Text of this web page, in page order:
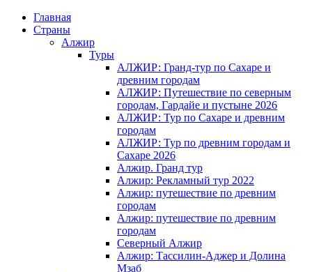
Главная
Страны
Алжир
Туры
АЛЖИР: Гранд-тур по Сахаре и
древним городам
АЛЖИР: Путешествие по северным
городам, Гардайе и пустыне 2026
АЛЖИР: Тур по Сахаре и древним
городам
АЛЖИР: Тур по древним городам и
Сахаре 2026
Алжир. Гранд тур
Алжир: Рекламный тур 2022
Алжир: путешествие по древним
городам
Алжир: путешествие по древним
городам
Северный Алжир
Алжир: Тассилин-Аджер и Долина
Мзаб